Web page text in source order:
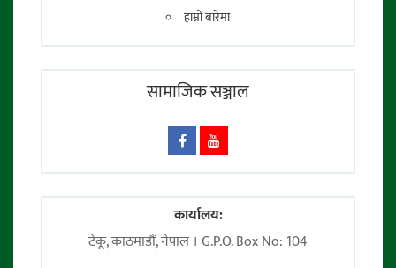
हाम्रो बारेमा
सामाजिक सञ्जाल
कार्यालय:
टेकू, काठमाडाैं, नेपाल । G.P.O. Box No: 104